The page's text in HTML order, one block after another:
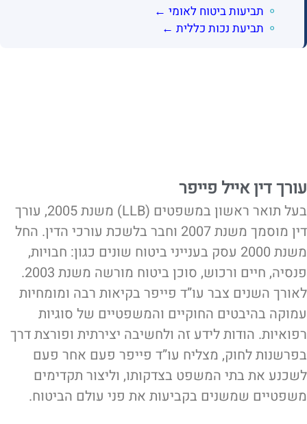
תביעות ביטוח לאומי ←
תביעת נכות כללית ←
עורך דין אייל פייפר
בעל תואר ראשון במשפטים (LLB) משנת 2005, עורך
דין מוסמך משנת 2007 וחבר בלשכת עורכי הדין. החל
משנת 2000 עסק בענייני ביטוח שונים כגון: חבויות,
פנסיה, חיים ורכוש, סוכן ביטוח מורשה משנת 2003.
לאורך השנים צבר עו”ד פייפר בקיאות רבה ומומחיות
עמוקה בהיבטים החוקיים והמשפטיים של סוגיות
רפואיות. הודות לידע זה ולחשיבה יצירתית ופורצת דרך
בפרשנות לחוק, מצליח עו”ד פייפר פעם אחר פעם
לשכנע את בתי המשפט בצדקותו, וליצור תקדימים
משפטיים שמשנים בקביעות את פני עולם הביטוח.